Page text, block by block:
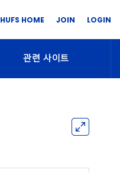
HUFS HOME JOIN LOGIN
관련 사이트